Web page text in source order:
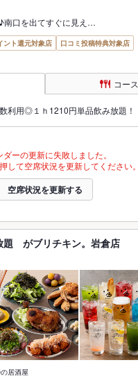
南口を出てすぐに見え…
ント還元対象店
口コミ投稿特典対象店
コース
利用◎１ｈ1210円単品飲み放題！
ダーの更新に失敗しました。
して空席状況を更新してください。
空席状況を更新する
がブリチキン。岩倉店
居酒屋